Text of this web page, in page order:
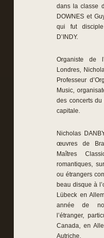
dans la classe
DOWNES et
qui fut
D’INDY.
Organiste de
Londres,
Professeur
Music,
des concerts
capitale.
Nicholas
œuvres de
Maîtres
romantiques,
ou étrangers
beau disque à
Lübeck en
année de
l’étranger,
Canada, en
Autriche.